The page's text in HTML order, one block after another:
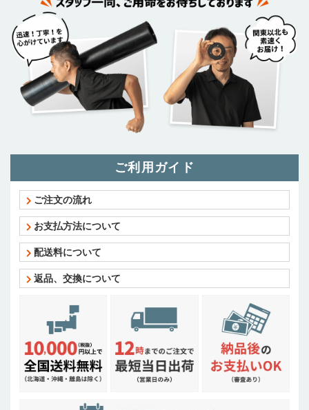
ご利用ガイド
ご注文の流れ
お支払方法について
配送料について
返品、交換について